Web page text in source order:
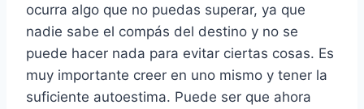
ocurra algo que no puedas superar, ya que
nadie sabe el compás del destino y no se
puede hacer nada para evitar ciertas cosas. Es
muy importante creer en uno mismo y tener la
suficiente autoestima. Puede ser que ahora